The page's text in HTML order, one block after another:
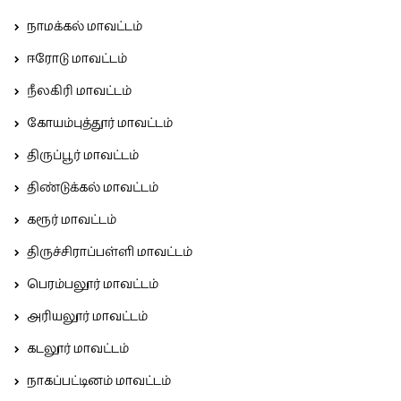
நாமக்கல் மாவட்டம்
ஈரோடு மாவட்டம்
நீலகிரி மாவட்டம்
கோயம்புத்தூர் மாவட்டம்
திருப்பூர் மாவட்டம்
திண்டுக்கல் மாவட்டம்
கரூர் மாவட்டம்
திருச்சிராப்பள்ளி மாவட்டம்
பெரம்பலூர் மாவட்டம்
அரியலூர் மாவட்டம்
கடலூர் மாவட்டம்
நாகப்பட்டினம் மாவட்டம்